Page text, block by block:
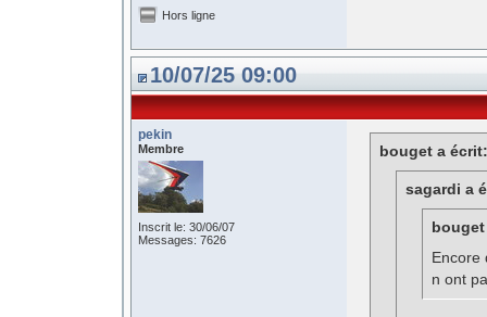
Hors ligne
10/07/25 09:00
pekin
Membre
Inscrit le: 30/06/07
Messages: 7626
bouget a écrit:
sagardi a
Encore
n ont